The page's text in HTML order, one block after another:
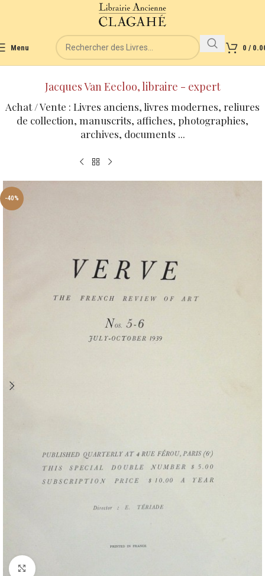
Menu 0 /
Jacques Van Eecloo, libraire - expert
Achat / Vente : Livres anciens, livres modernes, reliures
de collection, manuscrits, affiches, photographies,
archives, documents ...
-40%
Cliquez pour agrandir